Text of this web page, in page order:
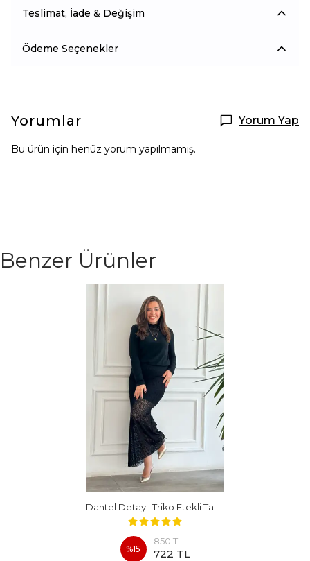
Teslimat, İade & Değişim
Ödeme Seçenekler
Yorumlar Yorum Yap
Bu ürün için henüz yorum yapılmamış.
Benzer Ürünler
%15
850 TL
722 TL